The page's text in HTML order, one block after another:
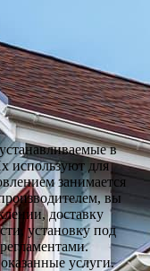
в
используют для
занимается
вы
доставку
установку под
услуги.